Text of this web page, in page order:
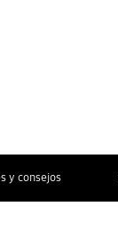
y consejos